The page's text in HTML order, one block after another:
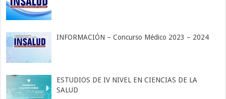
INFORMACIÓN – Concurso Médico 2023 – 2024
ESTUDIOS DE IV NIVEL EN CIENCIAS DE LA
SALUD